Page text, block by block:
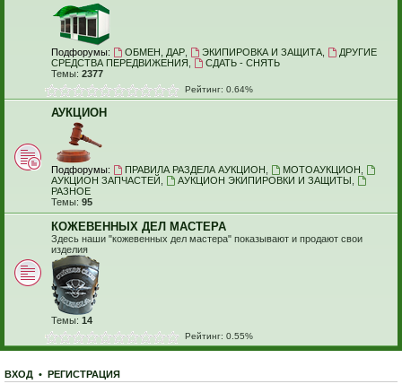
Подфорумы: ОБМЕН, ДАР, ЭКИПИРОВКА И ЗАЩИТА,
ДРУГИЕ
СРЕДСТВА ПЕРЕДВИЖЕНИЯ
СДАТЬ - СНЯТЬ
Темы: 2377
Рейтинг: 0.64%
АУКЦИОН
Подфорумы: ПРАВИЛА РАЗДЕЛА АУКЦИОН МОТОАУКЦИОН
АУКЦИОН ЗАПЧАСТЕЙ
АУКЦИОН ЭКИПИРОВКИ И ЗАЩИТЫ
РАЗНОЕ
Темы: 95
КОЖЕВЕННЫХ ДЕЛ МАСТЕРА
Здесь наши "кожевенных дел мастера" показывают и продают свои
изделия
Темы: 14
Рейтинг: 0.55%
ВХОД • РЕГИСТРАЦИЯ